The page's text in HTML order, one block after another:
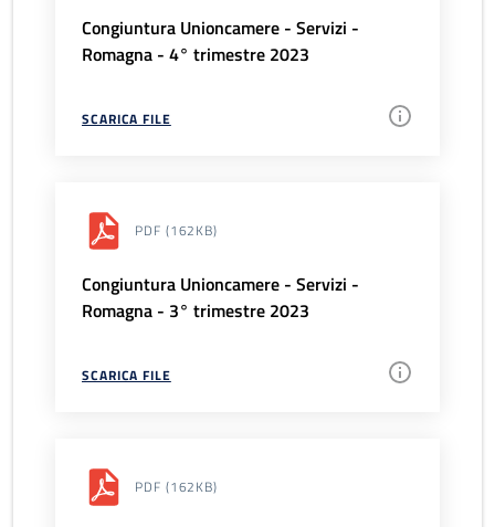
Congiuntura Unioncamere - Servizi -
Romagna - 4° trimestre 2023
SCARICA FILE
PDF (162KB)
Congiuntura Unioncamere - Servizi -
Romagna - 3° trimestre 2023
SCARICA FILE
PDF (162KB)